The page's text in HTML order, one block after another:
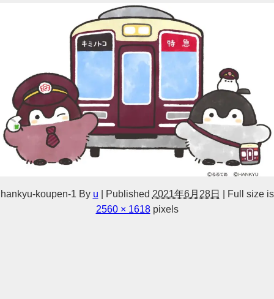
hankyu-koupen-1 By u Published 2021年6月28日
Full size is
2560 × 1618pixels